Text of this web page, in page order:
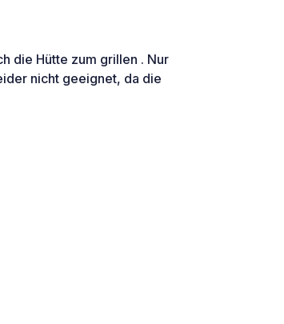
die Hütte zum grillen . Nur
nicht geeignet, da die